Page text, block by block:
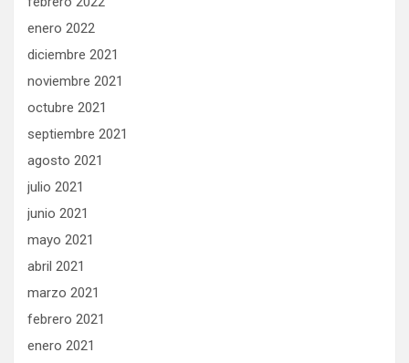
enero 2022
diciembre 2021
noviembre 2021
octubre 2021
septiembre 2021
agosto 2021
julio 2021
junio 2021
mayo 2021
abril 2021
marzo 2021
febrero 2021
enero 2021